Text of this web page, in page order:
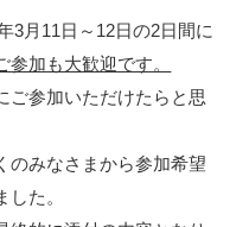
3月11日～12日の2日間に
参加も大歓迎です。
ご参加いただけたらと思
のみなさまから参加希望
た。